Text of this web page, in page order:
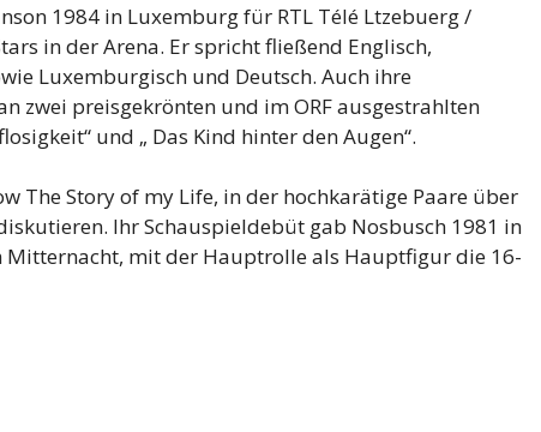
1984 in Luxemburg für RTL Télé Ltzebuerg /
in der Arena. Er spricht fließend Englisch,
Luxemburgisch und Deutsch. Auch ihre
zwei preisgekrönten und im ORF ausgestrahlten
und „ Das Kind hinter den Augen“.
The Story of my Life, in der hochkarätige Paare über
Ihr Schauspieldebüt gab Nosbusch 1981 in
Mitternacht, mit der Hauptrolle als Hauptfigur die 16-